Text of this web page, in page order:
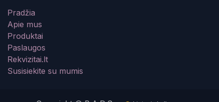
Pradžia
Apie mus
Produktai
Paslaugos
Rekvizitai.lt
Susisiekite su mumis